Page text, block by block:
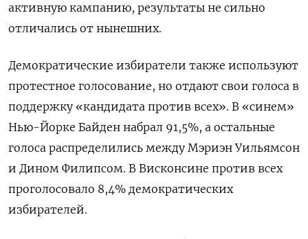
активную кампанию, результаты не сильно
отличались от нынешних.
Демократические избиратели также используют
протестное голосование, но отдают свои голоса в
поддержку «кандидата против всех». В «синем»
Нью-Йорке Байден набрал 91,5%, а остальные
голоса распределились между Мэриэн Уильямсон
и Дином Филипсом. В Висконсине против всех
проголосовало 8,4% демократических
избирателей.